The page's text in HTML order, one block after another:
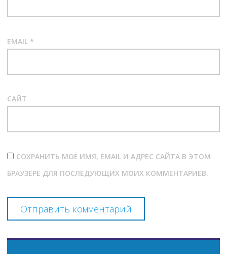
EMAIL *
САЙТ
СОХРАНИТЬ МОЁ ИМЯ, EMAIL И АДРЕС САЙТА В ЭТОМ
БРАУЗЕРЕ ДЛЯ ПОСЛЕДУЮЩИХ МОИХ КОММЕНТАРИЕВ.